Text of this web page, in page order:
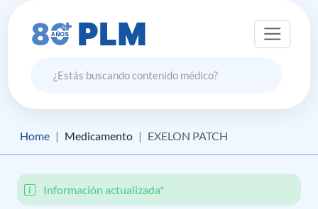
Home Medicamento EXELON PATCH
Información actualizada*